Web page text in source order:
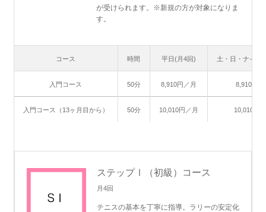
が受けられます。※新規の方が対象になりま
す。
コース 時間 平日(月4回) 土・日・ナイタ
入門コース 50分 8,910円／月 8,910円／
入門コース（13ヶ月目から） 50分 10,010円／月 10,010円
ステップⅠ（初級）コース
月4回
テニスの基本を丁寧に指導。ラリーの安定化